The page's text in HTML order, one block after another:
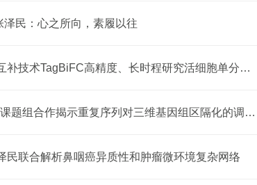
民：心之所向，素履以往
孙育杰组发展新型双分子荧光互补技术TagBiFC高精度、长时程研究活细胞单分子相互作用
Cell Research | 沈晓骅/孙育杰课题组合作揭示重复序列对三维基因组区隔化的调控作用
民联合解析鼻咽癌异质性和肿瘤微环境复杂网络